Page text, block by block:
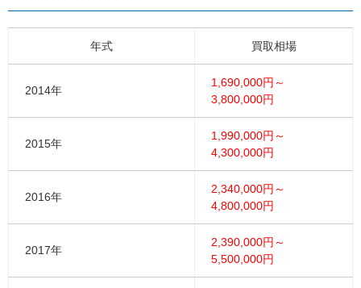
年式 買取相場
2014年
1,690,000円～
3,800,000円
2015年
1,990,000円～
4,300,000円
2016年
2,340,000円～
4,800,000円
2017年
2,390,000円～
5,500,000円